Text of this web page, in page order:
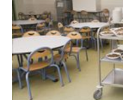
substitution
dans
les
cantines
scolaires,
qui